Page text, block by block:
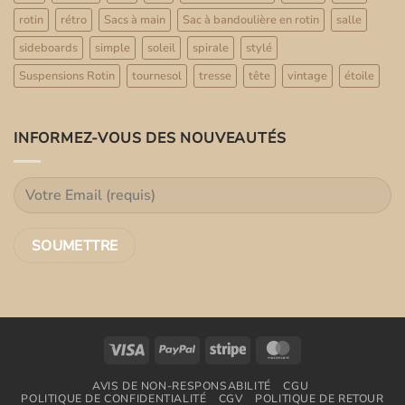
rotin
rétro Sacs à main Sac à bandoulière en rotin
salle
sideboards
simple soleil spirale
stylé
Suspensions Rotin
tournesol tresse tête vintage étoile
INFORMEZ-VOUS DES NOUVEAUTÉS
Visa PayPal Stripe
AVIS DE NON-RESPONSABILITÉ
CGU
POLITIQUE DE CONFIDENTIALITÉ
CGV
POLITIQUE DE RETOUR